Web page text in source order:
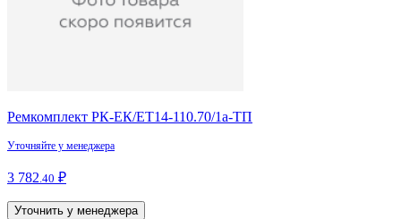
Ремкомплект РК-ЕК/ЕТ14-110.70/1а-ТП
Уточняйте у менеджера
3 782.40 ₽
Уточнить у менеджера